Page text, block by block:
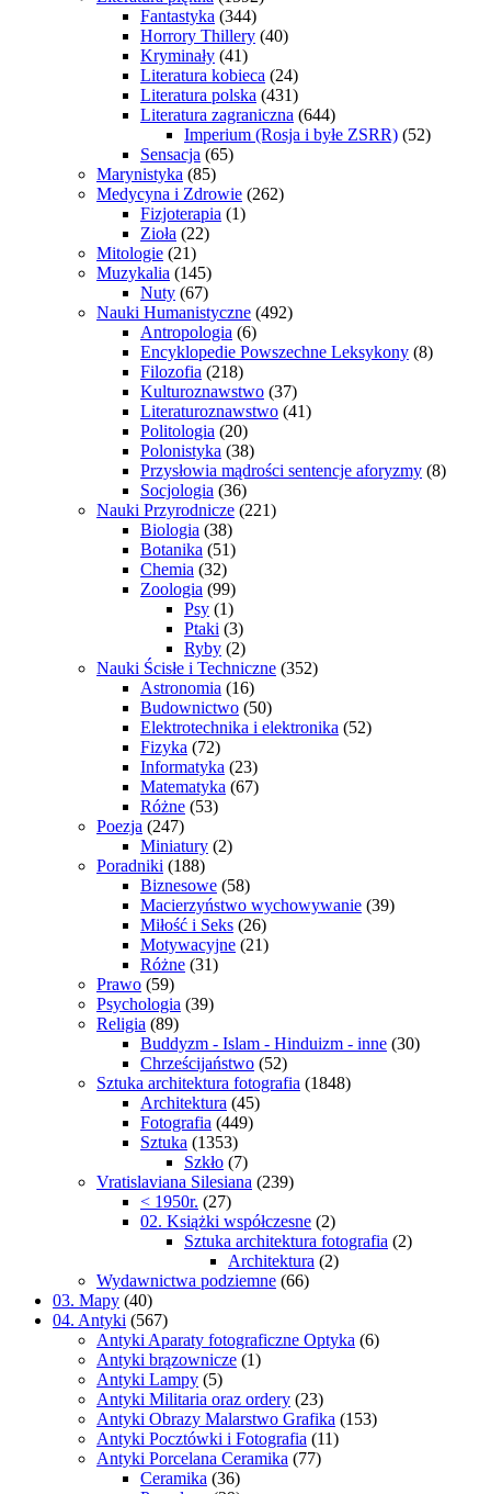
Fantastyka (344)
Horrory Thillery (40)
Kryminały (41)
Literatura kobieca (24)
Literatura polska (431)
Literatura zagraniczna (644)
Imperium (Rosja i byłe ZSRR) (52)
Sensacja (65)
Marynistyka (85)
Medycyna i Zdrowie (262)
Fizjoterapia (1)
Zioła (22)
Mitologie (21)
Muzykalia (145)
Nuty (67)
Nauki Humanistyczne (492)
Antropologia (6)
Encyklopedie Powszechne Leksykony (8)
Filozofia (218)
Kulturoznawstwo (37)
Literaturoznawstwo (41)
Politologia (20)
Polonistyka (38)
Przysłowia mądrości sentencje aforyzmy (8)
Socjologia (36)
Nauki Przyrodnicze (221)
Biologia (38)
Botanika (51)
Chemia (32)
Zoologia (99)
Psy (1)
Ptaki (3)
Ryby (2)
Nauki Ścisłe i Techniczne (352)
Astronomia (16)
Budownictwo (50)
Elektrotechnika i elektronika (52)
Fizyka (72)
Informatyka (23)
Matematyka (67)
Różne (53)
Poezja (247)
Miniatury (2)
Poradniki (188)
Biznesowe (58)
Macierzyństwo wychowywanie (39)
Miłość i Seks (26)
Motywacyjne (21)
Różne (31)
Prawo (59)
Psychologia (39)
Religia (89)
Buddyzm - Islam - Hinduizm - inne (30)
Chrześcijaństwo (52)
Sztuka architektura fotografia (1848)
Architektura (45)
Fotografia (449)
Sztuka (1353)
Szkło (7)
Vratislaviana Silesiana (239)
< 1950r. (27)
02. Książki współczesne (2)
Sztuka architektura fotografia (2)
Architektura (2)
Wydawnictwa podziemne (66)
03. Mapy (40)
04. Antyki (567)
Antyki Aparaty fotograficzne Optyka (6)
Antyki brązownicze (1)
Antyki Lampy (5)
Antyki Militaria oraz ordery (23)
Antyki Obrazy Malarstwo Grafika (153)
Antyki Pocztówki i Fotografia (11)
Antyki Porcelana Ceramika (77)
Ceramika (36)